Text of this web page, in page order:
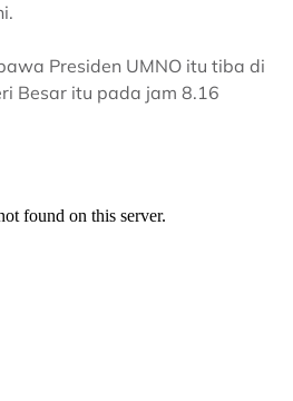
Presiden UMNO itu tiba di
Besar itu pada jam 8.16